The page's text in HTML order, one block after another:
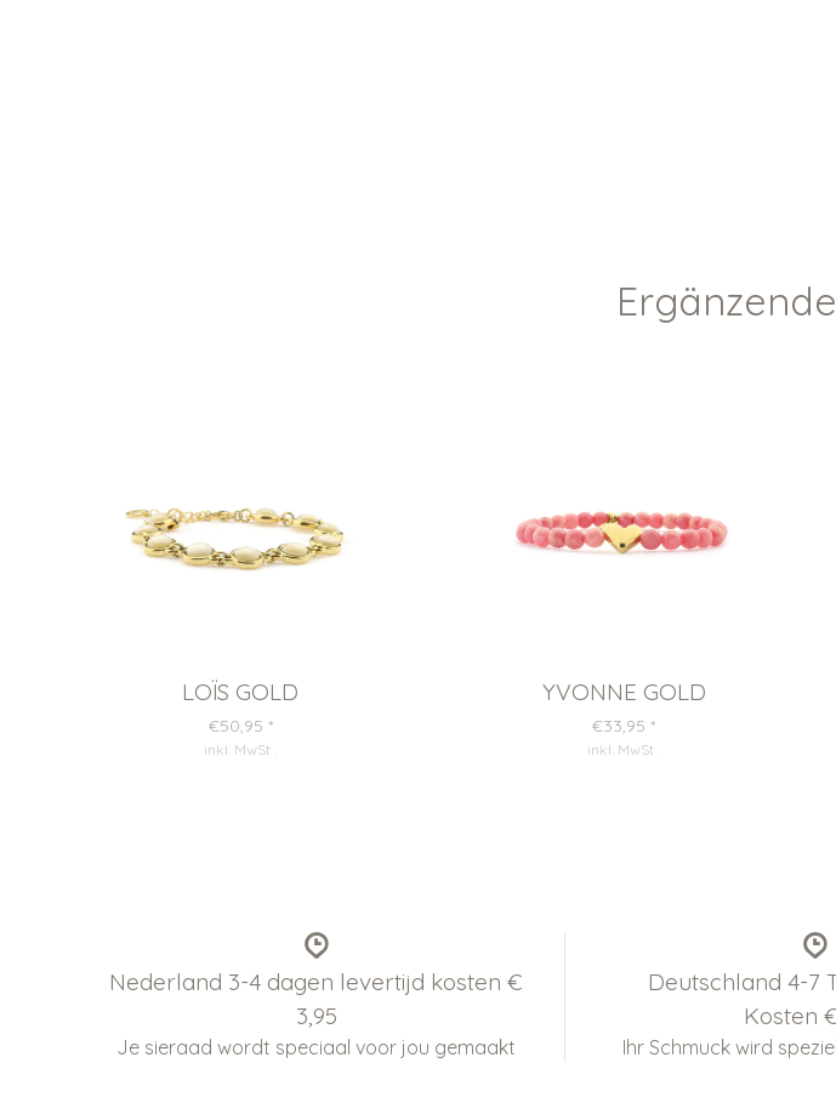
LOÏS GOLD
€50,95 *
inkl. MwSt
YVONNE GOLD
€33,95 *
inkl. MwSt
Nederland 3-4 dagen levertijd kosten €
3,95
Je sieraad wordt speciaal voor jou gemaakt
Deutschland 4-7
Kosten
Ihr Schmuck wird